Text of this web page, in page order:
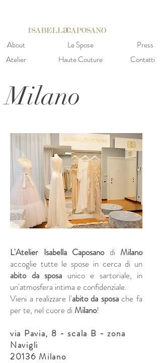
About
Atelier
Le Spose
Haute Couture
Press
Contatti
Milano
L'Atelier Isabella Caposanodi Milano
accoglie tutte le spose in cerca di un
abito da sposa unico e sartoriale, in
un'atmosfera intima e confidenziale.
Vieni a realizzare l'abito da sposache fa
per te, nel cuore di Milano!
via Pavia, 8 - scala B - zona
Navigli
20136 Milano